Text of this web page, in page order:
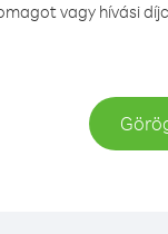
vagy hívási